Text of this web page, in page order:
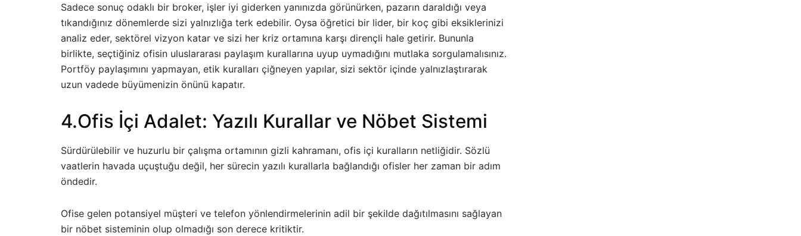
Sadece sonuç odaklı bir broker, işler iyi giderken yanınızda görünürken, pazarın daraldığı veya
tıkandığınız dönemlerde sizi yalnızlığa terk edebilir. Oysa öğretici bir lider, bir koç gibi eksiklerinizi
analiz eder, sektörel vizyon katar ve sizi her kriz ortamına karşı dirençli hale getirir. Bununla
birlikte, seçtiğiniz ofisin uluslararası paylaşım kurallarına uyup uymadığını mutlaka sorgulamalısınız.
Portföy paylaşımını yapmayan, etik kuralları çiğneyen yapılar, sizi sektör içinde yalnızlaştırarak
uzun vadede büyümenizin önünü kapatır.
4.Ofis İçi Adalet: Yazılı Kurallar ve Nöbet Sistemi
Sürdürülebilir ve huzurlu bir çalışma ortamının gizli kahramanı, ofis içi kuralların netliğidir. Sözlü
vaatlerin havada uçuştuğu değil, her sürecin yazılı kurallarla bağlandığı ofisler her zaman bir adım
öndedir.
Ofise gelen potansiyel müşteri ve telefon yönlendirmelerinin adil bir şekilde dağıtılmasını sağlayan
bir nöbet sisteminin olup olmadığı son derece kritiktir.